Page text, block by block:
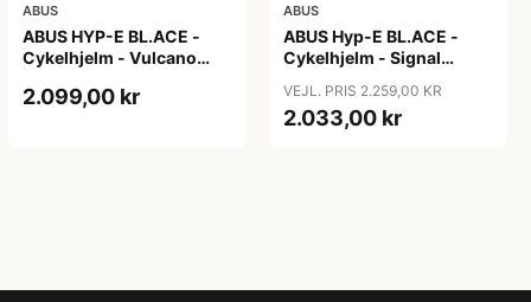
ABUS
ABUS HYP-E BL.ACE -
Cykelhjelm - Vulcano
2.099,00 kr
ABUS
ABUS Hyp-E BL.ACE -
Cykelhjelm - Signal
VEJL. PRIS 2.259,00 KR
2.033,00 kr